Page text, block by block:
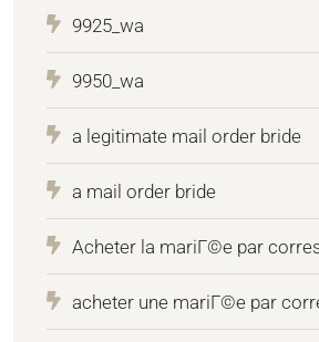
9925_wa
9950_wa
a legitimate mail order bride
a mail order bride
Acheter la mariГ©e par
acheter une mariГ©e par